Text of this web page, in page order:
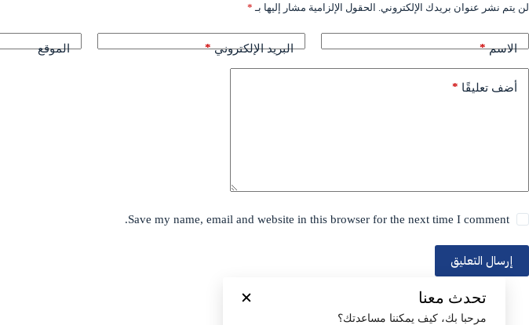
لن يتم نشر عنوان بريدك الإلكتروني. الحقول الإلزامية مشار إليها بـ *
الاسم* البريد الإلكتروني* الموقع
أضف تعليقًا *
Save my name, email and website in this browser for the next time I comment.
إرسال التعليق
تحدث معنا
مرحبا بك، كيف يمكننا مساعدتك؟